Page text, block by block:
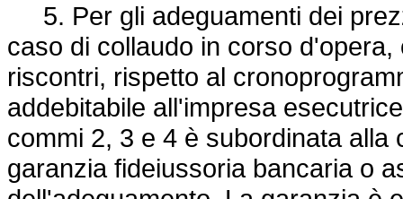
5. Per gli adeguamenti dei
caso di collaudo in corso
riscontri, rispetto al
addebitabile all'impresa
commi 2, 3 e 4 è subordinata
garanzia fideiussoria bancaria o